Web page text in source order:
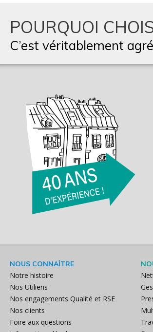
POURQUOI
C’est véritablement
NOUS CONNAÎTRE
Notre histoire
Nos Utiliens
Nos engagements Qualité et RSE
Nos clients
Foire aux questions